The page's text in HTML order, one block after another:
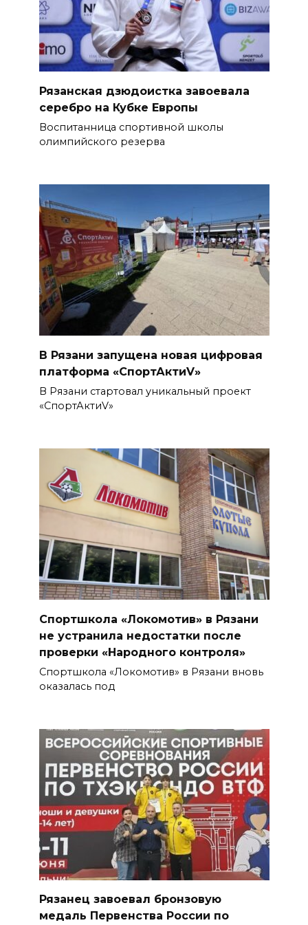
Рязанская дзюдоистка завоевала
серебро на Кубке Европы
Воспитанница спортивной школы
олимпийского резерва
В Рязани запущена новая цифровая
платформа «СпортАктиV»
В Рязани стартовал уникальный проект
«СпортАктиV»
Спортшкола «Локомотив» в Рязани
не устранила недостатки после
проверки «Народного контроля»
Спортшкола «Локомотив» в Рязани вновь
оказалась под
Рязанец завоевал бронзовую
медаль Первенства России по